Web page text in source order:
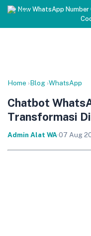
❤️ New WhatsApp Number
Home ›Blog ›WhatsApp
Chatbot
Transformasi
Admin Alat WA·07 Aug